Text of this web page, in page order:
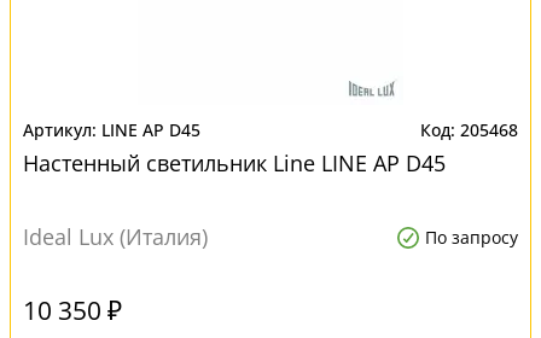
LINE AP D45 205468
Настенный светильник Line LINE AP D45
Ideal Lux (Италия) По запросу
10 350 ₽